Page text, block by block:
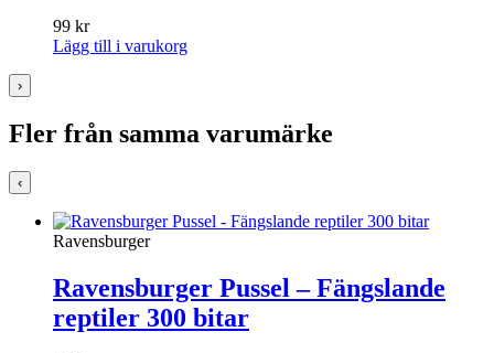
99 kr
Lägg till i varukorg
›
Fler från samma varumärke
‹
Ravensburger
Ravensburger Pussel – Fängslande
reptiler 300 bitar